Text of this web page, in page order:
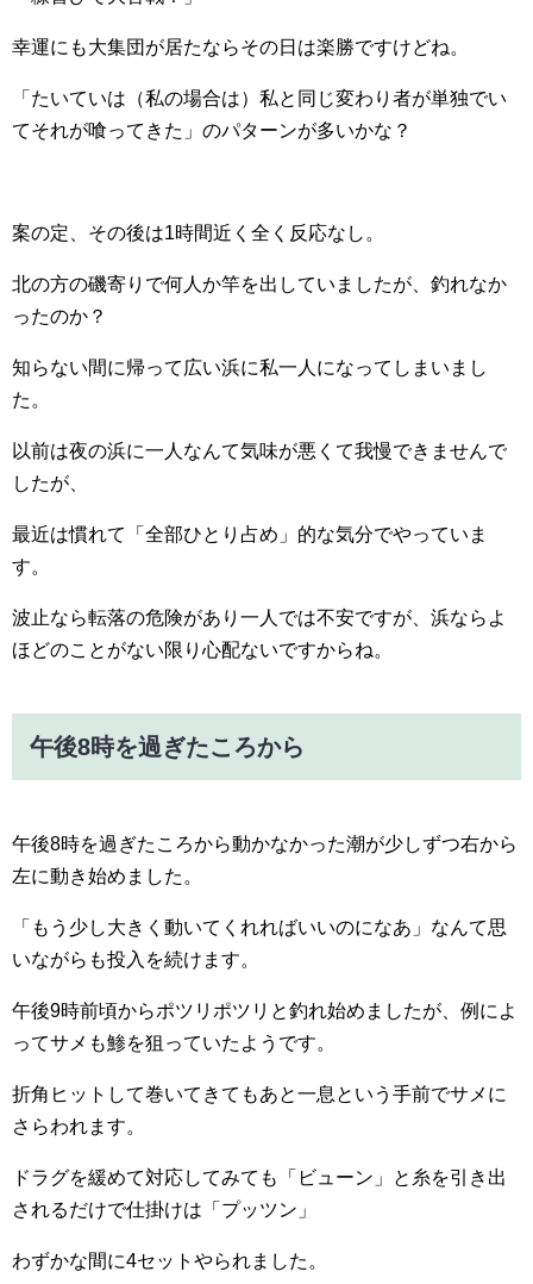
幸運にも大集団が居たならその日は楽勝ですけどね。
「たいていは（私の場合は）私と同じ変わり者が単独でい
てそれが喰ってきた」のパターンが多いかな？
案の定、その後は1時間近く全く反応なし。
北の方の磯寄りで何人か竿を出していましたが、釣れなか
ったのか？
知らない間に帰って広い浜に私一人になってしまいまし
た。
以前は夜の浜に一人なんて気味が悪くて我慢できませんで
したが、
最近は慣れて「全部ひとり占め」的な気分でやっていま
す。
波止なら転落の危険があり一人では不安ですが、浜ならよ
ほどのことがない限り心配ないですからね。
午後8時を過ぎたころから
午後8時を過ぎたころから動かなかった潮が少しずつ右から
左に動き始めました。
「もう少し大きく動いてくれればいいのになあ」なんて思
いながらも投入を続けます。
午後9時前頃からポツリポツリと釣れ始めましたが、例によ
ってサメも鯵を狙っていたようです。
折角ヒットして巻いてきてもあと一息という手前でサメに
さらわれます。
ドラグを緩めて対応してみても「ビューン」と糸を引き出
されるだけで仕掛けは「プッツン」
わずかな間に4セットやられました。